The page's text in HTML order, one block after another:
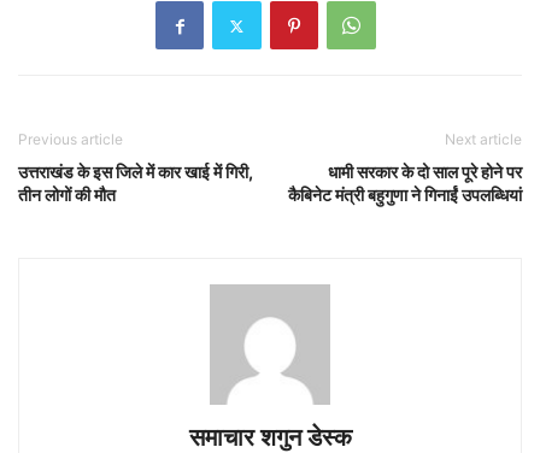
Previous article
उत्तराखंड के इस जिले में कार खाई में गिरी,
तीन लोगों की मौत
Next article
धामी सरकार के दो साल पूरे होने पर
कैबिनेट मंत्री बहुगुणा ने गिनाईं उपलब्धियां
समाचार शगुन डेस्क